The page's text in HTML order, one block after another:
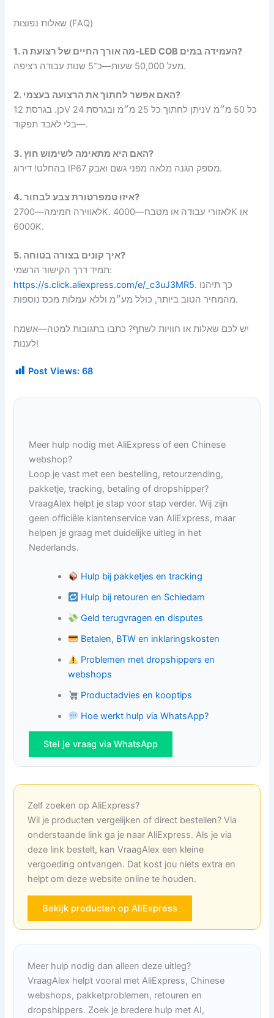
שאלות נפוצות (FAQ)
1. מה אורך החיים של רצועת ה-LED COB העמידה במים?
מעל 50,000 שעות—כ־5 שנות עבודה רציפה.
2. האם אפשר לחתוך את הרצועה בעצמי?
כן. בגרסת 12V ניתן לחתוך כל 25 מ״מ ובגרסת 24V כל 50 מ״מ
—בלי לאבד תפקוד.
3. האם היא מתאימה לשימוש חוץ?
בהחלט! דירוג IP67 מספק הגנה מלאה מפני גשם ואבק.
4. איזו טמפרטורת צבע לבחור?
לאווירה חמימה—2700K. לאזורי עבודה או מטבח—4000K או
6000K.
5. איך קונים בצורה בטוחה?
תמיד דרך הקישור הרשמי:
https://s.click.aliexpress.com/e/_c3uJ3MR5. כך תיהנו
מהמחיר הטוב ביותר, כולל מע״מ וללא עמלות מכס נוספות.
יש לכם שאלות או חוויות לשתף? כתבו בתגובות למטה—אשמח
לענות!
Post Views: 68
Meer hulp nodig met AliExpress of een Chinese
webshop?
Loop je vast met een bestelling, retourzending,
pakketje, tracking, betaling of dropshipper?
VraagAlex helpt je stap voor stap verder. Wij zijn
geen officiële klantenservice van AliExpress, maar
helpen je graag met duidelijke uitleg in het
Nederlands.
Hulp bij pakketjes en tracking
Hulp bij retouren en Schiedam
Geld terugvragen en disputes
Betalen, BTW en inklaringskosten
Problemen met dropshippers en
webshops
Productadvies en kooptips
Hoe werkt hulp via WhatsApp?
Stel je vraag via WhatsApp
Zelf zoeken op AliExpress?
Wil je producten vergelijken of direct bestellen? Via
onderstaande link ga je naar AliExpress. Als je via
deze link bestelt, kan VraagAlex een kleine
vergoeding ontvangen. Dat kost jou niets extra en
helpt om deze website online te houden.
Bekijk producten op AliExpress
Meer hulp nodig dan alleen deze uitleg?
VraagAlex helpt vooral met AliExpress, Chinese
webshops, pakketproblemen, retouren en
dropshippers. Zoek je bredere hulp met AI,